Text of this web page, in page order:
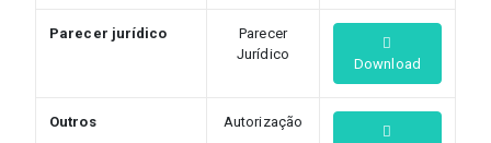
Parecer jurídico
Parecer
Jurídico
Download
Outros
Autorização